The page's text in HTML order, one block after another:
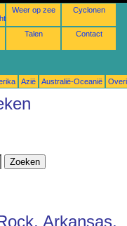
Weer op zee Cyclonen
Talen Contact
Azië Australië-Oceanië
Arkansas,